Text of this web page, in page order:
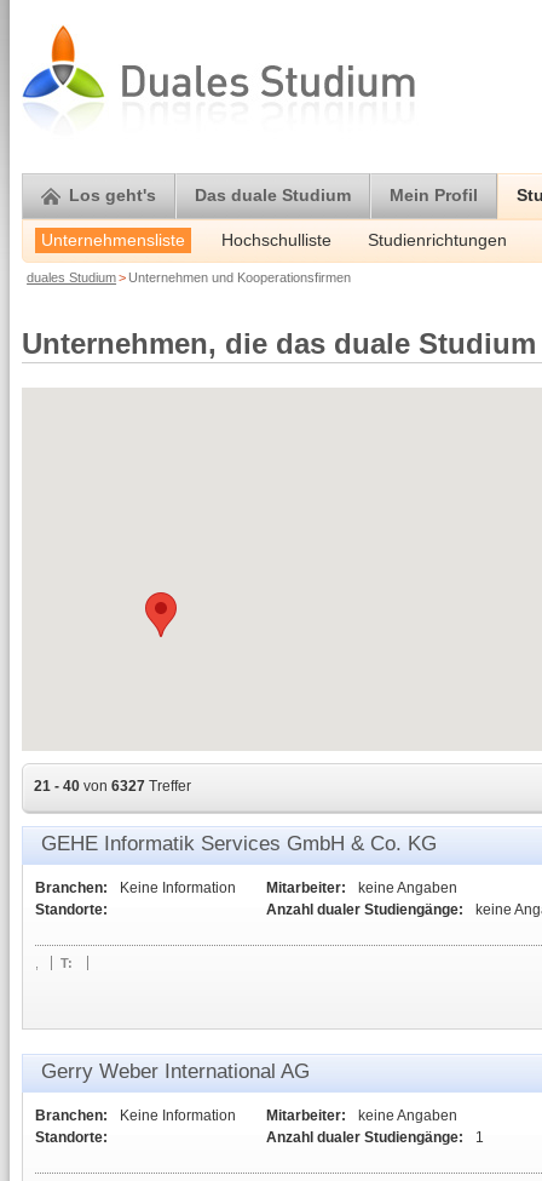
Los geht's Das duale Studium Mein Profil
Unternehmensliste Hochschulliste Studienrichtungen
duales Studium> Unternehmen und Kooperationsfirmen
Unternehmen, die das duale
21 - 40 von 6327 Treffer
GEHE Informatik Services GmbH & Co. KG
Branchen:
Keine Information
Standorte:
Mitarbeiter:
keine Angaben
Anzahl dualer Studiengänge:
keine
T:
Gerry Weber International AG
Branchen:
Keine Information
Standorte:
Mitarbeiter:
keine Angaben
Anzahl dualer Studiengänge:
1